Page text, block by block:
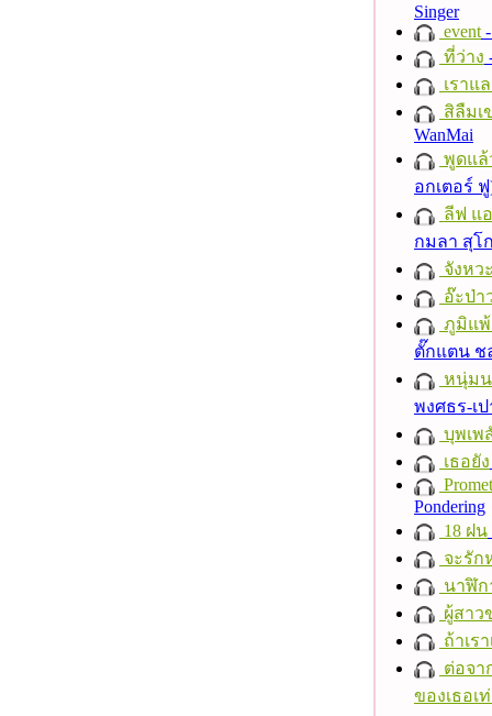
Singer
event
ที่ว่าง
เราแ
สิลืมเ
WanMai
พูดแล้
อกเตอร์
ลีฟ แอ
กมลา สุโ
จังหว
อ๊ะป่า
ภูมิแพ้
ตั๊กแตน ช
หนุ่มน
พงศธร-เ
บุพเพ
เธอยัง
Pondering
18 ฝน
จะรัก
นาฬิก
ผู้สาว
ถ้าเร
ต่อจา
ของเธอเ